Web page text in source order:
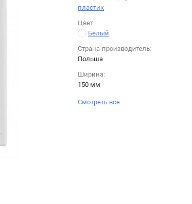
пластик
Цвет:
Белый
Страна-производитель:
Польша
Ширина:
150 мм
Смотреть все